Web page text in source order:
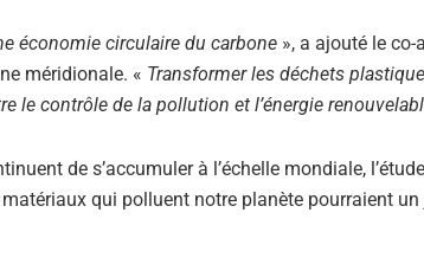
économie circulaire du carbone », a ajouté le
méridionale. « Transformer les déchets
le contrôle de la pollution et l’énergie
de s’accumuler à l’échelle mondiale,
qui polluent notre planète pourraient